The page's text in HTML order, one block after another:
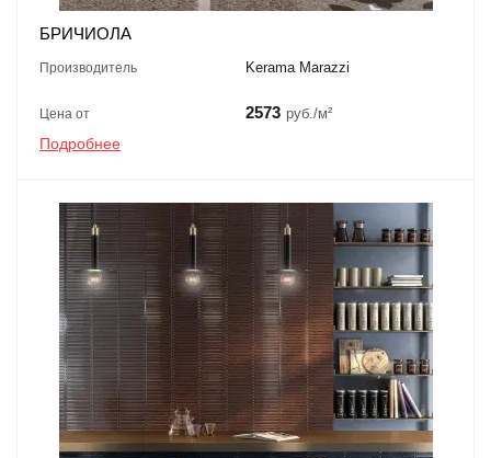
БРИЧИОЛА
Производитель Kerama Marazzi
Цена от 2573 руб./м²
Подробнее